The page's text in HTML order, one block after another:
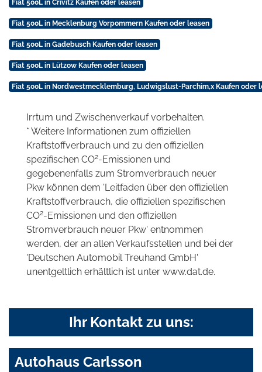
Fiat 500L in Crivitz Kaufen oder leasen
Fiat 500L in Mecklenburg Vorpommern Kaufen oder leasen
Fiat 500L in Gadebusch Kaufen oder leasen
Fiat 500L in Lützow Kaufen oder leasen
Fiat 500L in Nordwestmecklemburg, Ludwigslust-Parchim,x Kaufen oder
Irrtum und Zwischenverkauf vorbehalten.
* Weitere Informationen zum offiziellen
Kraftstoffverbrauch und zu den offiziellen
spezifischen CO2-Emissionen und
gegebenenfalls zum Stromverbrauch neuer
Pkw können dem 'Leitfaden über den offiziellen
Kraftstoffverbrauch, die offiziellen spezifischen
CO2-Emissionen und den offiziellen
Stromverbrauch neuer Pkw' entnommen
werden, der an allen Verkaufsstellen und bei der
'Deutschen Automobil Treuhand GmbH'
unentgeltlich erhältlich ist unter www.dat.de.
Ihr Kontakt zu uns:
Autohaus Carlsson